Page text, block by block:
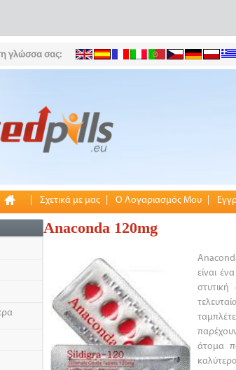
γλώσσα σας:
Σχετικά με μας Ο Λογαριασμός Μου
Anaconda 120mg
είναι
άτομα